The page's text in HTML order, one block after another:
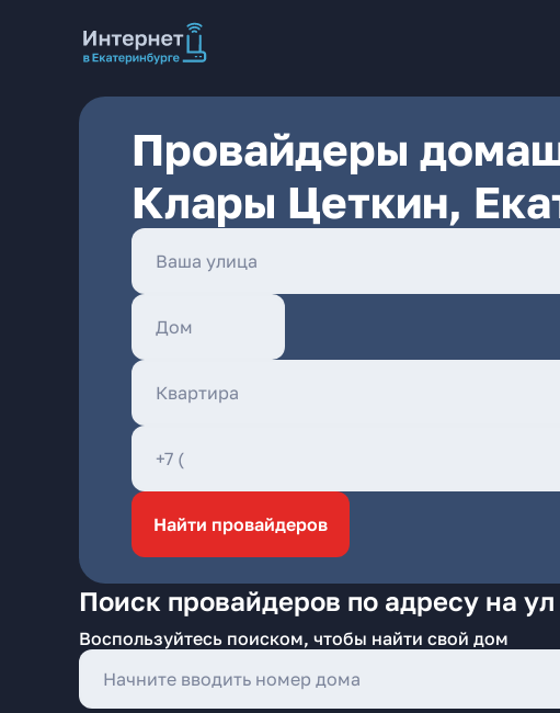
Провайдеры
Клары Цеткин,
Найти провайдеров
Поиск провайдеров по адресу на
Воспользуйтесь поиском, чтобы найти свой дом